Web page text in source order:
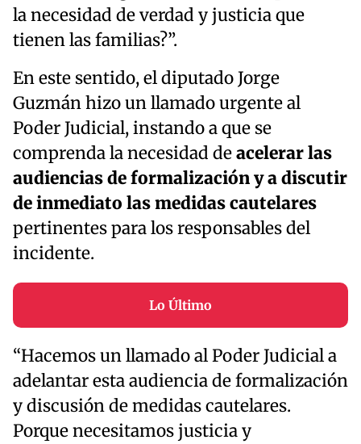
la necesidad de verdad y justicia que
tienen las familias?”.
En este sentido, el diputado Jorge
Guzmán hizo un llamado urgente al
Poder Judicial, instando a que se
comprenda la necesidad deacelerar las
audiencias de formalización y a discutir
de inmediato las medidas cautelares
pertinentes para los responsables del
incidente.
Lo Último
“Hacemos un llamado al Poder Judicial a
adelantar esta audiencia de formalización
y discusión de medidas cautelares.
Porque necesitamos justicia y